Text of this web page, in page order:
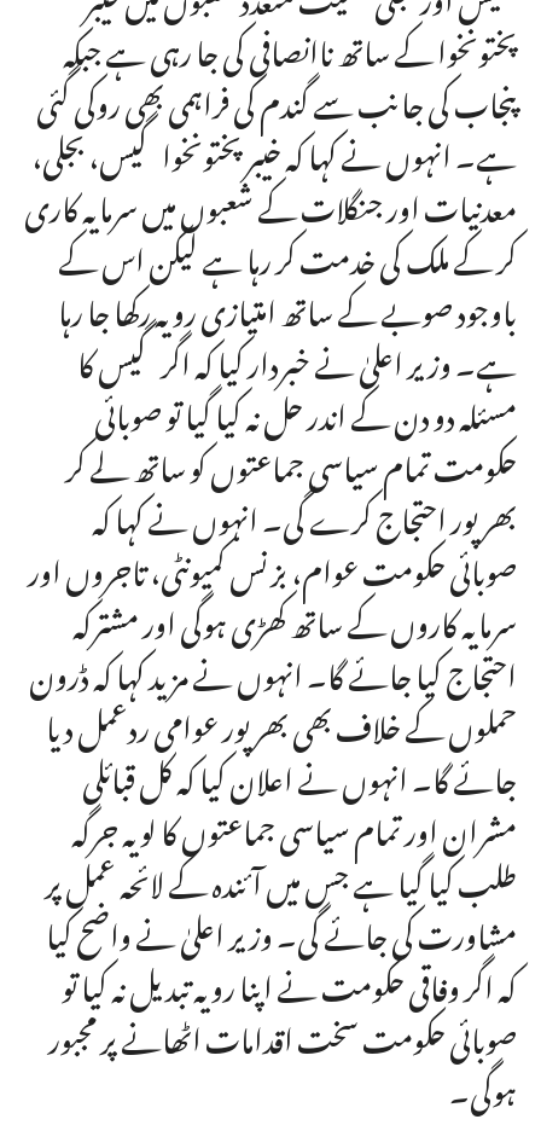
پختونخوا کے ساتھ ناانصافی کی جا رہی ہے جبکہ
پنجاب کی جانب سے گندم کی فراہمی بھی روکی گئی
ہے۔ انہوں نے کہا کہ خیبر پختونخوا گیس، بجلی،
معدنیات اور جنگلات کے شعبوں میں سرمایہ کاری
کر کے ملک کی خدمت کر رہا ہے لیکن اس کے
باوجود صوبے کے ساتھ امتیازی رویہ رکھا جا رہا
ہے۔ وزیر اعلیٰ نے خبردار کیا کہ اگر گیس کا
مسئلہ دو دن کے اندر حل نہ کیا گیا تو صوبائی
حکومت تمام سیاسی جماعتوں کو ساتھ لے کر
بھرپور احتجاج کرے گی۔ انہوں نے کہا کہ
صوبائی حکومت عوام، بزنس کمیونٹی، تاجروں اور
سرمایہ کاروں کے ساتھ کھڑی ہوگی اور مشترکہ
احتجاج کیا جائے گا۔ انہوں نے مزید کہا کہ ڈرون
حملوں کے خلاف بھی بھرپور عوامی ردعمل دیا
جائے گا۔ انہوں نے اعلان کیا کہ کل قبائلی
مشران اور تمام سیاسی جماعتوں کا لویہ جرگہ
طلب کیا گیا ہے جس میں آئندہ کے لائحہ عمل پر
مشاورت کی جائے گی۔ وزیر اعلیٰ نے واضح کیا
کہ اگر وفاقی حکومت نے اپنا رویہ تبدیل نہ کیا تو
صوبائی حکومت سخت اقدامات اٹھانے پر مجبور
ہوگی۔